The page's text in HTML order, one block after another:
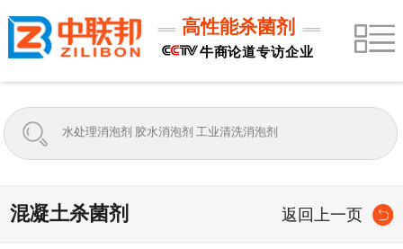
高性能杀菌剂
牛商论道专访企业
混凝土杀菌剂 返回上一页